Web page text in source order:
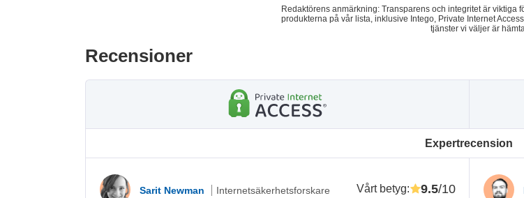
Redaktörens anmärkning: Transparens och integritet är viktiga
produkterna på vår lista, inklusive Intego, Private Internet
tjänster vi väljer är
Recensioner
Expertrecension
Sarit Newman Internetsäkerhetsforskare Vårt betyg: 9.5/10